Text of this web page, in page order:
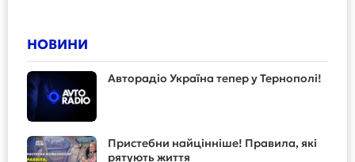
НОВИНИ
Авторадіо Україна тепер у Тернополі!
Пристебни найцінніше! Правила, які
рятують життя